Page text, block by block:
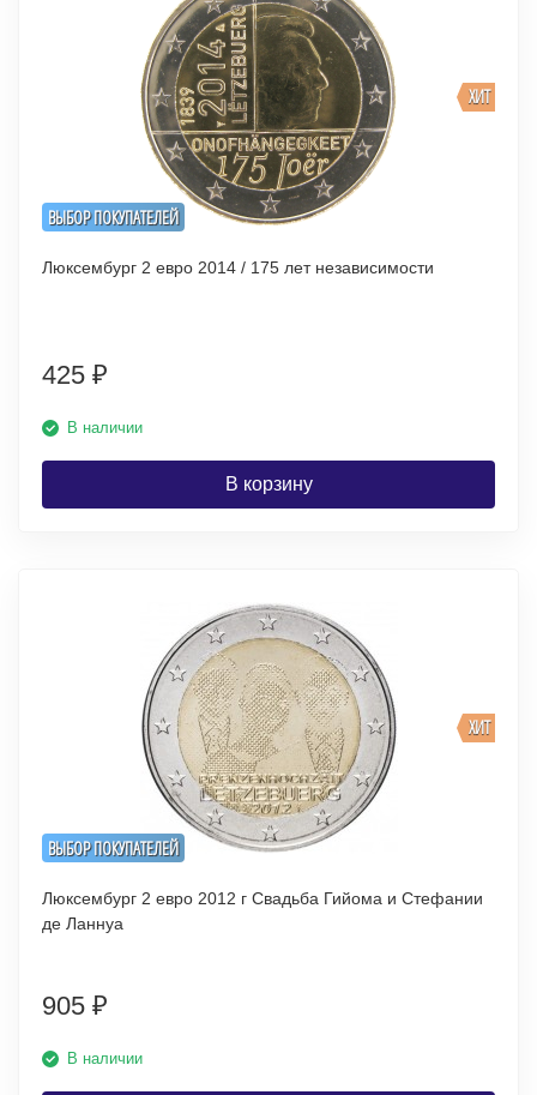
ВЫБОР ПОКУПАТЕЛЕЙ
ХИТ
Люксембург 2 евро 2014 / 175 лет независимости
425 ₽
В наличии
В корзину
ВЫБОР ПОКУПАТЕЛЕЙ
ХИТ
Люксембург 2 евро 2012 г Свадьба Гийома и Стефании
де Ланнуа
905 ₽
В наличии